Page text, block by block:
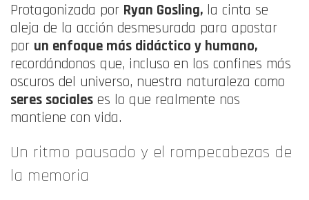
Protagonizada por Ryan Gosling, la cinta se
aleja de la acción desmesurada para apostar
por un enfoque más didáctico y humano,
recordándonos que, incluso en los confines más
oscuros del universo, nuestra naturaleza como
seres sociales es lo que realmente nos
mantiene con vida.
Un ritmo pausado y el rompecabezas de
la memoria